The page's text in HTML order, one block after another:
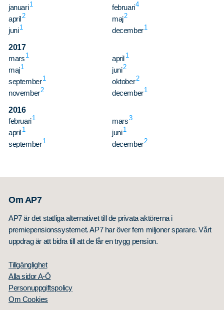
januari1 februari4
april2 maj2
juni1 december1
2017
mars 1 april 1
maj1 juni2
september1 oktober2
november2 december1
2016
februari1 mars3
april 1 juni1
september1 december2
Om AP7
AP7 är det statliga alternativet till de privata aktörerna i
premiepensionssystemet. AP7 har över fem miljoner sparare. Vårt
uppdrag är att bidra till att de får en trygg pension.
Tillgänglighet
Alla sidor A-Ö
Personuppgiftspolicy
Om Cookies